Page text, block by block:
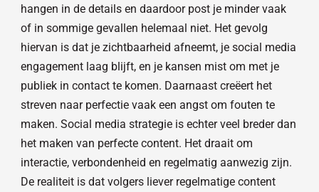
hangen in de details en daardoor post je minder vaak
of in sommige gevallen helemaal niet. Het gevolg
hiervan is dat je zichtbaarheid afneemt, je social media
engagement laag blijft, en je kansen mist om met je
publiek in contact te komen. Daarnaast creëert het
streven naar perfectie vaak een angst om fouten te
maken. Social media strategie is echter veel breder dan
het maken van perfecte content. Het draait om
interactie, verbondenheid en regelmatig aanwezig zijn.
De realiteit is dat volgers liever regelmatige content